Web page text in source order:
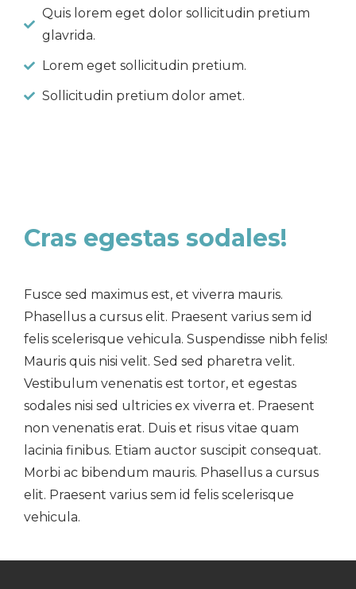
Quis lorem eget dolor sollicitudin pretium
glavrida.
Lorem eget sollicitudin pretium.
Sollicitudin pretium dolor amet.
Cras egestas sodales!
Fusce sed maximus est, et viverra mauris.
Phasellus a cursus elit. Praesent varius sem id
felis scelerisque vehicula. Suspendisse nibh felis!
Mauris quis nisi velit. Sed sed pharetra velit.
Vestibulum venenatis est tortor, et egestas
sodales nisi sed ultricies ex viverra et. Praesent
non venenatis erat. Duis et risus vitae quam
lacinia finibus. Etiam auctor suscipit consequat.
Morbi ac bibendum mauris. Phasellus a cursus
elit. Praesent varius sem id felis scelerisque
vehicula.